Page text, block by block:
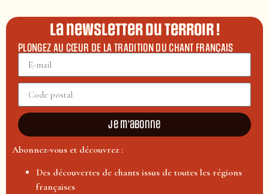
La newsletter du terroir !
PLONGEZ AU CŒUR DE LA TRADITION DU CHANT FRANÇAIS
Je m'abonne
Abonnez-vous et découvrez :
Des découvertes de chants issus de toutes les régions
françaises